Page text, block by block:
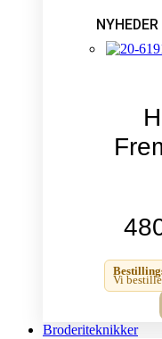
NYHEDER
Vi
Broderiteknikker